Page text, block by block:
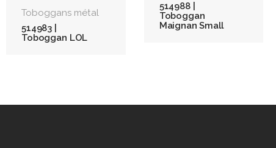
Toboggans métal
514983 |
Toboggan LOL
514988 |
Toboggan
Maignan Small